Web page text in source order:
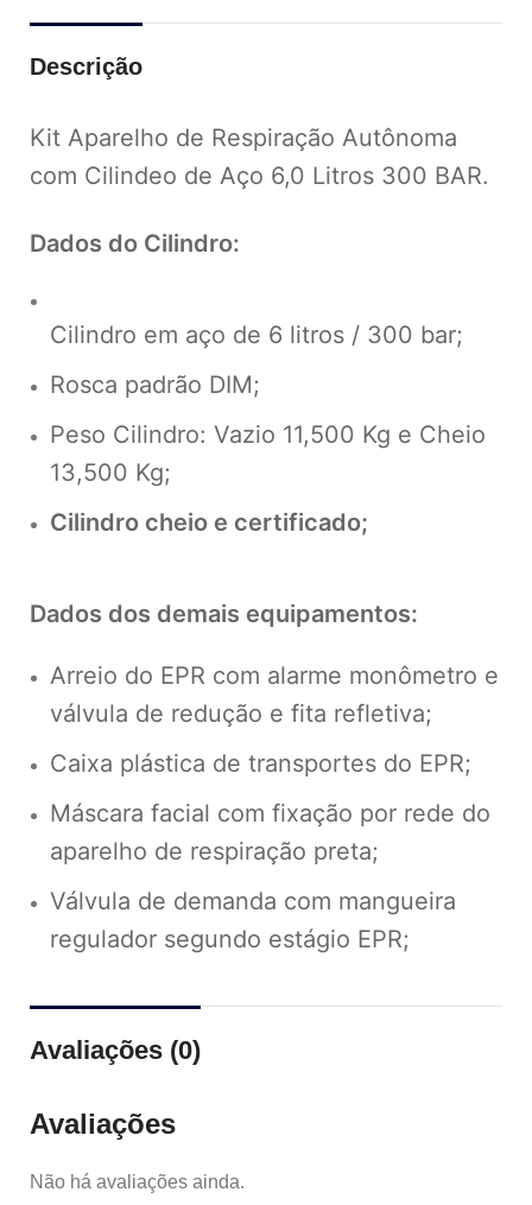
Descrição
Kit Aparelho de Respiração Autônoma
com Cilindeo de Aço 6,0 Litros 300 BAR.
Dados do Cilindro:
Cilindro em aço de 6 litros / 300 bar;
Rosca padrão DIM;
Peso Cilindro: Vazio 11,500 Kg e Cheio
13,500 Kg;
Cilindro cheio e certificado;
Dados dos demais equipamentos:
Arreio do EPR com alarme monômetro e
válvula de redução e fita refletiva;
Caixa plástica de transportes do EPR;
Máscara facial com fixação por rede do
aparelho de respiração preta;
Válvula de demanda com mangueira
regulador segundo estágio EPR;
Avaliações (0)
Avaliações
Não há avaliações ainda.